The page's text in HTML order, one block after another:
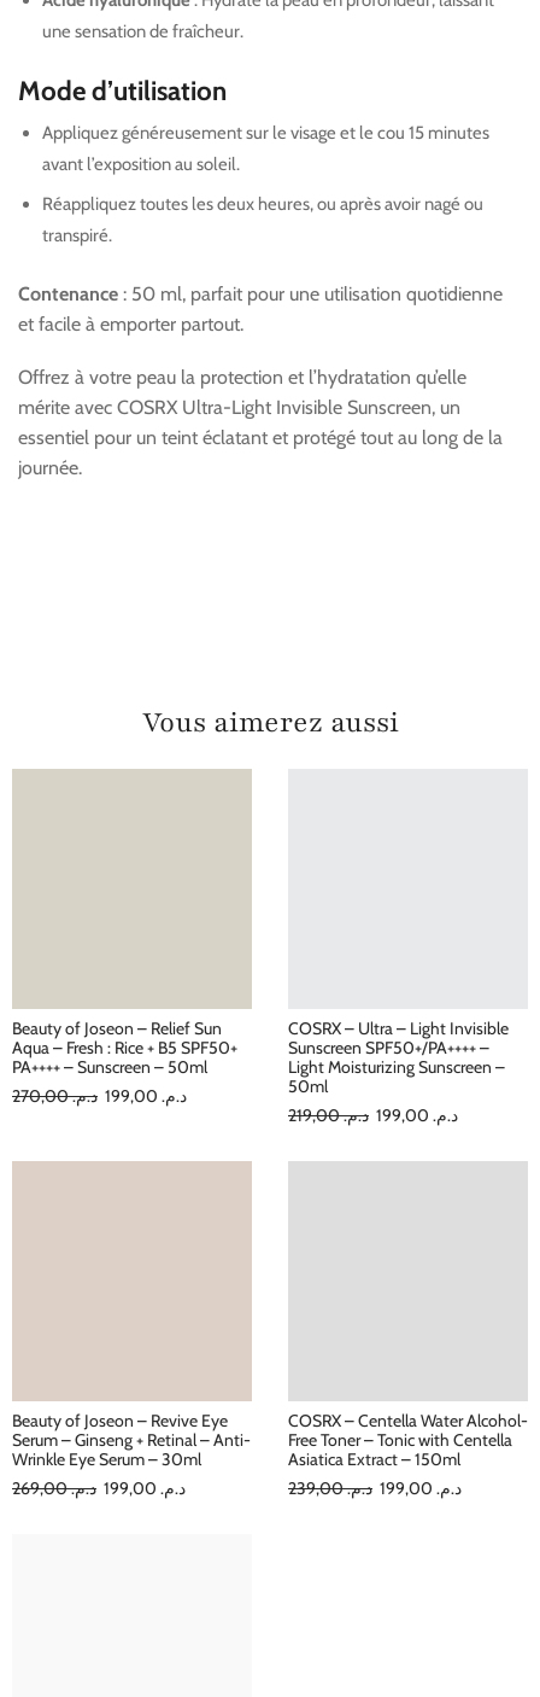
une sensation de fraîcheur.
Mode d’utilisation
Appliquez généreusement sur le visage et le cou 15 minutes
avant l’exposition au soleil.
Réappliquez toutes les deux heures, ou après avoir nagé ou
transpiré.
Contenance : 50 ml, parfait pour une utilisation quotidienne
et facile à emporter partout.
Offrez à votre peau la protection et l’hydratation qu’elle
mérite avec COSRX Ultra-Light Invisible Sunscreen, un
essentiel pour un teint éclatant et protégé tout au long de la
journée.
Vous aimerez aussi
Beauty of Joseon – Relief Sun
Aqua – Fresh : Rice + B5 SPF50+
PA++++ – Sunscreen – 50ml
د.م.270,00 د.م.
COSRX – Ultra – Light Invisible
Sunscreen SPF50+/PA++++ –
Light Moisturizing Sunscreen –
50ml
د.م.219,00 د.م.
Beauty of Joseon – Revive Eye
Serum – Ginseng + Retinal – Anti-
Wrinkle Eye Serum – 30ml
د.م.269,00 د.م.
COSRX – Centella Water Alcohol-
Free Toner – Tonic with Centella
Asiatica Extract – 150ml
د.م.239,00 د.م.